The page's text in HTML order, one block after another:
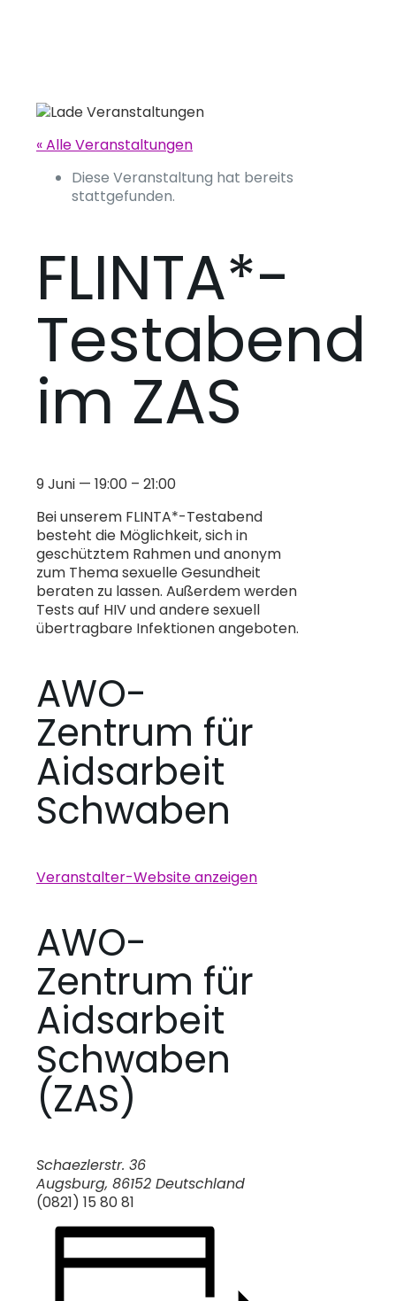
« Alle Veranstaltungen
Diese Veranstaltung hat bereits
stattgefunden.
FLINTA*-
Testabend
im ZAS
9 Juni — 19:00 – 21:00
Bei unserem FLINTA*-Testabend
besteht die Möglichkeit, sich in
geschütztem Rahmen und anonym
zum Thema sexuelle Gesundheit
beraten zu lassen. Außerdem werden
Tests auf HIV und andere sexuell
übertragbare Infektionen angeboten.
AWO-
Zentrum für
Aidsarbeit
Schwaben
Veranstalter-Website anzeigen
AWO-
Zentrum für
Aidsarbeit
Schwaben
(ZAS)
Schaezlerstr. 36
Augsburg, 86152 Deutschland
(0821) 15 80 81